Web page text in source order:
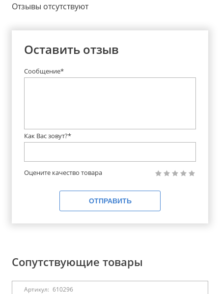
Отзывы отсутствуют
Оставить отзыв
Сообщение*
Как Вас зовут?*
Оцените качество товара
ОТПРАВИТЬ
Сопутствующие товары
Артикул: 610296